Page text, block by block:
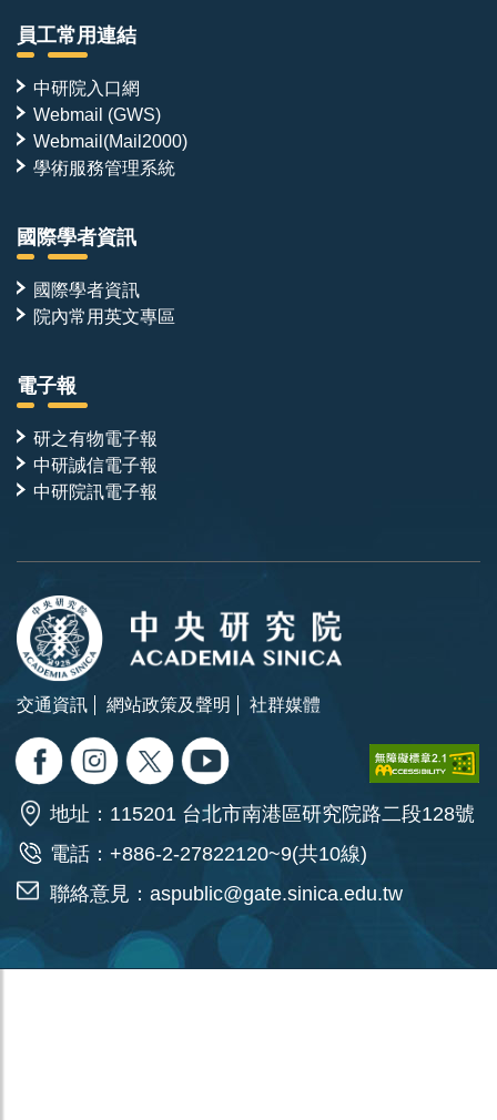
員工常用連結
中研院入口網
Webmail (GWS)
Webmail(Mail2000)
學術服務管理系統
國際學者資訊
國際學者資訊
院內常用英文專區
電子報
研之有物電子報
中研誠信電子報
中研院訊電子報
交通資訊 網站政策及聲明 社群媒體
地址：115201 台北市南港區研究院路二段128號
電話：+886-2-27822120~9(共10線)
聯絡意見： aspublic@gate.sinica.edu.tw